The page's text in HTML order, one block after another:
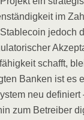
im
jedoch
schafft,
Ban­ken ist es
neu
zum Betrei­ber